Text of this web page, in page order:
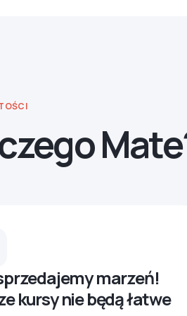
marzeń!
kursy nie będą łatwe